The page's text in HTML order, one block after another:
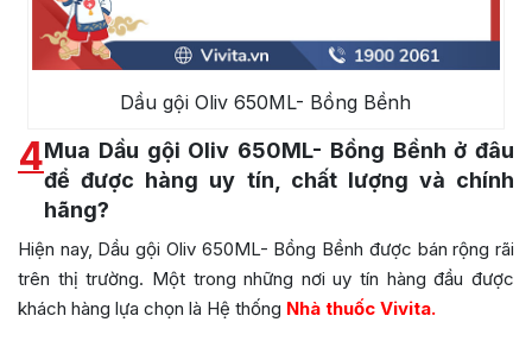
Dầu gội Oliv 650ML- Bồng Bềnh
4Mua Dầu gội Oliv 650ML- Bồng Bềnh ở đâu
để được hàng uy tín, chất lượng và chính
hãng?
Hiện nay, Dầu gội Oliv 650ML- Bồng Bềnh được bán rộng rãi
trên thị trường. Một trong những nơi uy tín hàng đầu được
khách hàng lựa chọn là Hệ thống Nhà thuốc Vivita.